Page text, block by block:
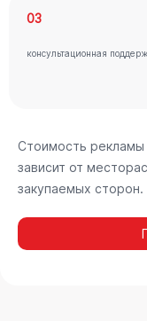
03
консультационная
Стоимость рекламы
зависит от
закупаемых сторон.